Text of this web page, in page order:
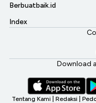
Berbuatbaik.id
Index
Download
Tentang Kami Redaksi